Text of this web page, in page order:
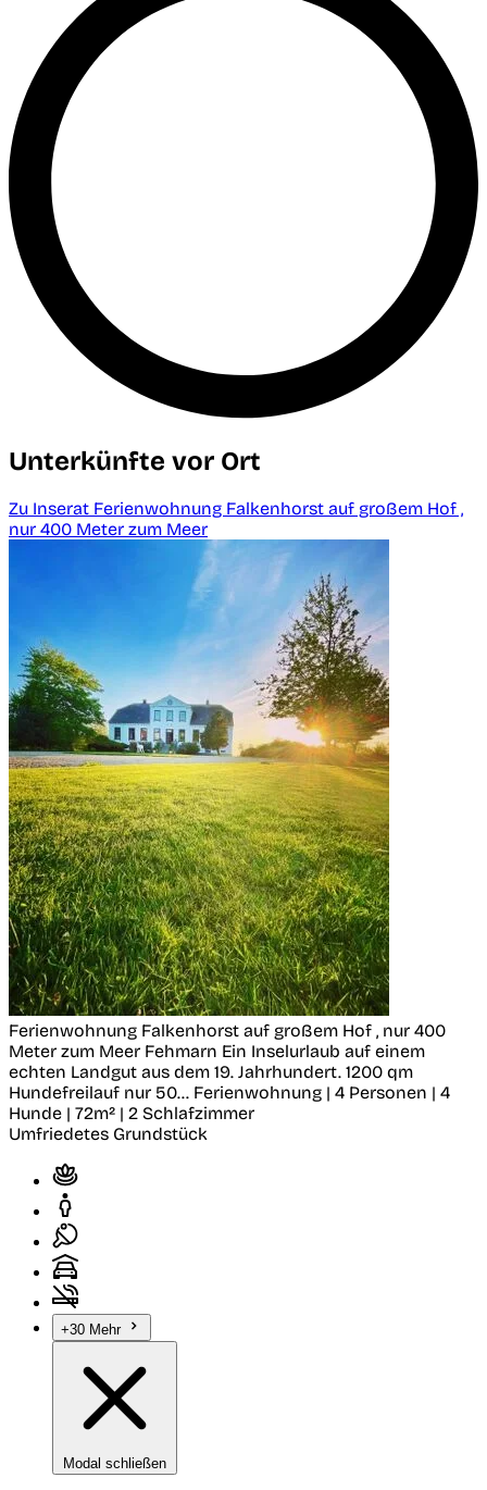
Unterkünfte vor Ort
Zu Inserat Ferienwohnung Falkenhorst auf großem Hof ,
nur 400 Meter zum Meer
Ferienwohnung Falkenhorst auf großem Hof , nur 400
Meter zum Meer Fehmarn Ein Inselurlaub auf einem
echten Landgut aus dem 19. Jahrhundert. 1200 qm
Hundefreilauf nur 50... Ferienwohnung | 4 Personen | 4
Hunde | 72m² | 2 Schlafzimmer
Umfriedetes Grundstück
+30 Mehr
Modal schließen